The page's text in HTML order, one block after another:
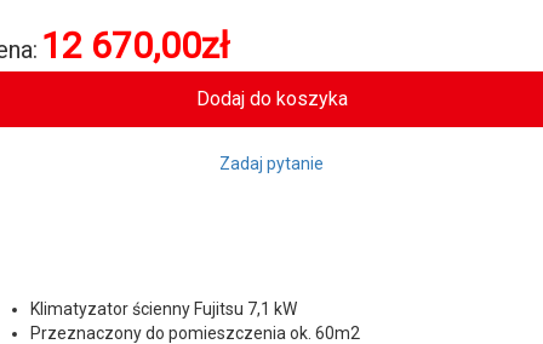
12 670,00zł
Zadaj pytanie
Klimatyzator ścienny Fujitsu 7,1 kW
Przeznaczony do pomieszczenia ok. 60m2